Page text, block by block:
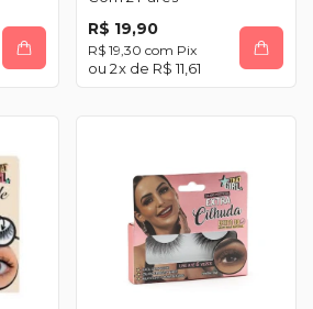
R$ 19,90
R$ 19,30 com Pix
2x de R$ 11,61